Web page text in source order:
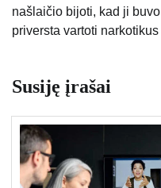
našlaičio bijoti, kad ji buvo
priversta vartoti narkotikus
Susiję įrašai